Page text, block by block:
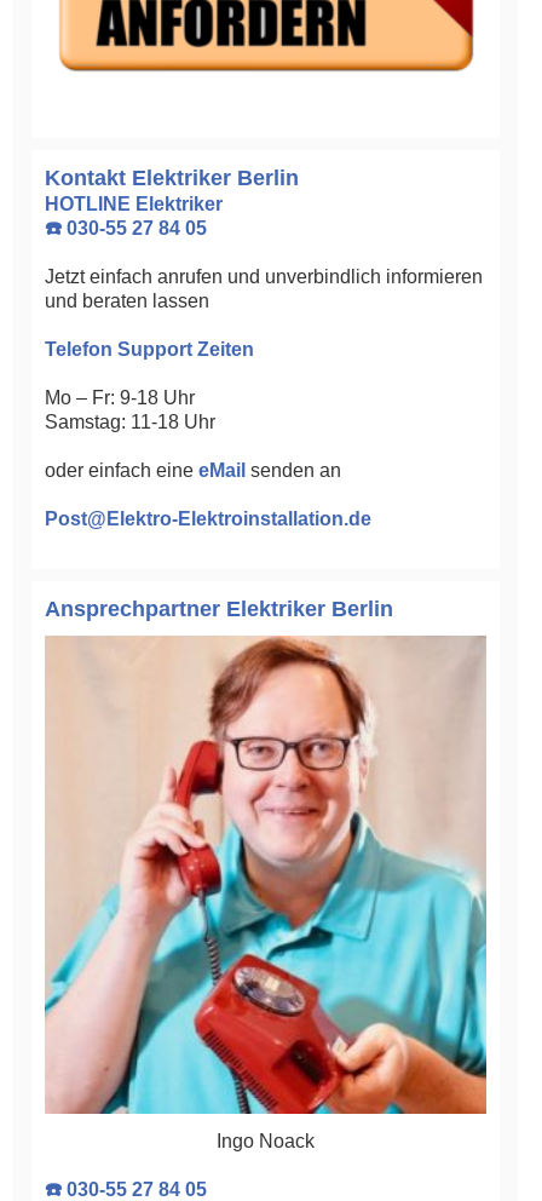
Kontakt Elektriker Berlin
HOTLINE Elektriker
☎️ 030-55 27 84 05
Jetzt einfach anrufen und unverbindlich informieren
und beraten lassen
Telefon Support Zeiten
Mo – Fr: 9-18 Uhr
Samstag: 11-18 Uhr
oder einfach eine eMail senden an
Post@Elektro-Elektroinstallation.de
Ansprechpartner Elektriker Berlin
Ingo Noack
☎️ 030-55 27 84 05